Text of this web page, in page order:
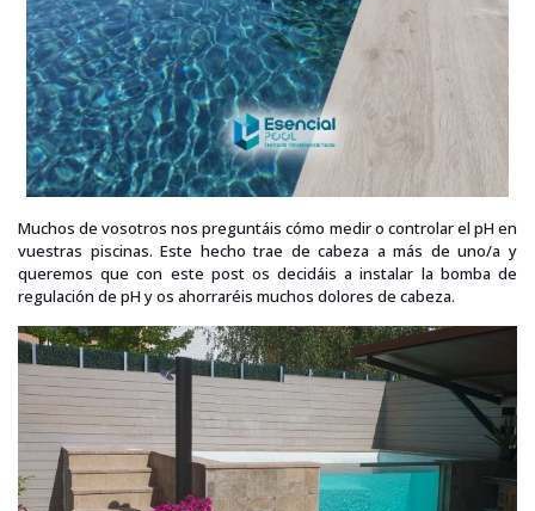
Muchos de vosotros nos preguntáis cómo medir o controlar el pH en
vuestras piscinas. Este hecho trae de cabeza a más de uno/a y
queremos que con este post os decidáis a instalar la bomba de
regulación de pH y os ahorraréis muchos dolores de cabeza.